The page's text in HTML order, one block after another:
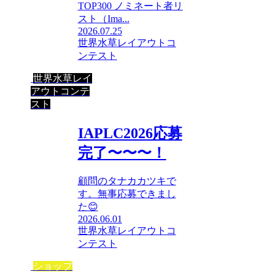
TOP300 ノミネート者リ
スト（Ima...
2026.07.25
世界水草レイアウトコ
ンテスト
世界水草レイ
アウトコンテ
スト
IAPLC2026応募
完了〜〜〜！
顧問のタナカカツキで
す。無事応募できまし
た😊
2026.06.01
世界水草レイアウトコ
ンテスト
ショップ